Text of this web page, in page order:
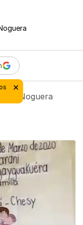
Alex Noguera